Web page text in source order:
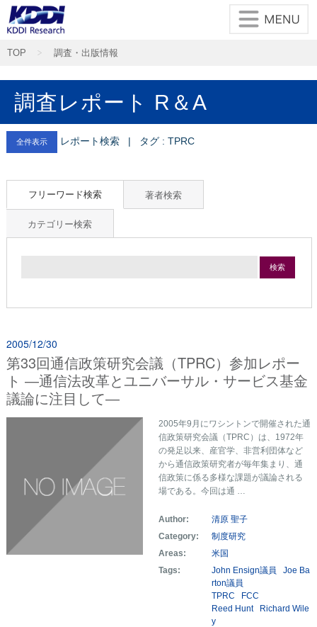
TOP 調査・出版情報
調査レポート R＆A
全件表示 レポート検索 | タグ : TPRC
フリーワード検索 著者検索
カテゴリー検索
検索
2005/12/30
第33回通信政策研究会議（TPRC）参加レポー
ト ―通信法改革とユニバーサル・サービス基金
議論に注目して―
2005年9月にワシントンで開催された通
信政策研究会議（TPRC）は、1972年
の発足以来、産官学、非営利団体など
から通信政策研究者が毎年集まり、通
信政策に係る多様な課題が議論される
場である。今回は通 …
Author:
清原 聖子
Category:
制度研究
Areas:
米国
Tags:
John Ensign議員
Joe Ba
rton議員
TPRC
FCC
Reed Hunt
Richard Wile
y